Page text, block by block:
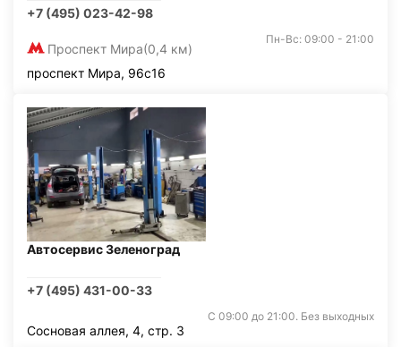
+7 (495) 023-42-98
Проспект Мира(0,4 км)
Пн-Вс: 09:00 - 21:00
проспект Мира, 96с16
Автосервис Зеленоград
+7 (495) 431-00-33
С 09:00 до 21:00. Без выходных
Сосновая аллея, 4, стр. 3